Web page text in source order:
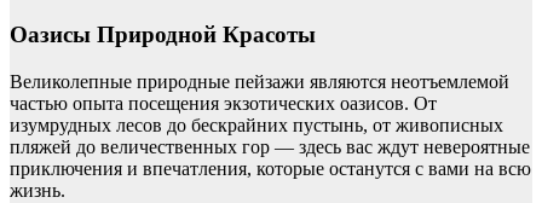
Оазисы Природной Красоты
Великолепные природные пейзажи являются неотъемлемой
частью опыта посещения экзотических оазисов. От
изумрудных лесов до бескрайних пустынь, от живописных
пляжей до величественных гор — здесь вас ждут невероятные
приключения и впечатления, которые останутся с вами на всю
жизнь.